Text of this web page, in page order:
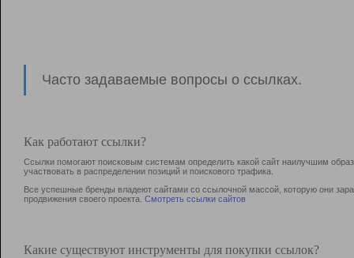
Часто задаваемые вопросы о ссылках.
Как работают ссылки?
Ссылки помогают поисковым системам определить какой сайт наилучшим
участвовать в раcпределении позиций и поискового трафика.
Все успешные бренды владеют сайтами со ссылочной массой, которую они
продвижения своего проекта. Смотреть ссылки сайтов
Какие существуют инструменты для покупки ссылок?